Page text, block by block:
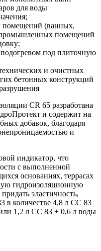
для воды
помещений (ванных,
промышленных помещений
под плиточную
и очистных
бетонных конструкций
CR 65 разработана
и содержит на
добавок, благодаря
и
индикатор, что
с выполненной
основаниях, террасах
гидроизоляционную
эластичность,
в количестве 4,8 л СС 83
1,2 л СС 83 + 0,6 л воды